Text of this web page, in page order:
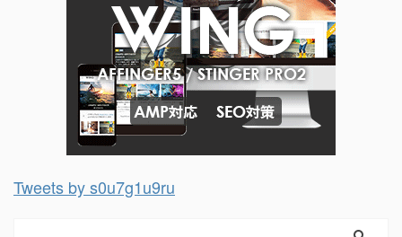
Tweets by s0u7g1u9ru